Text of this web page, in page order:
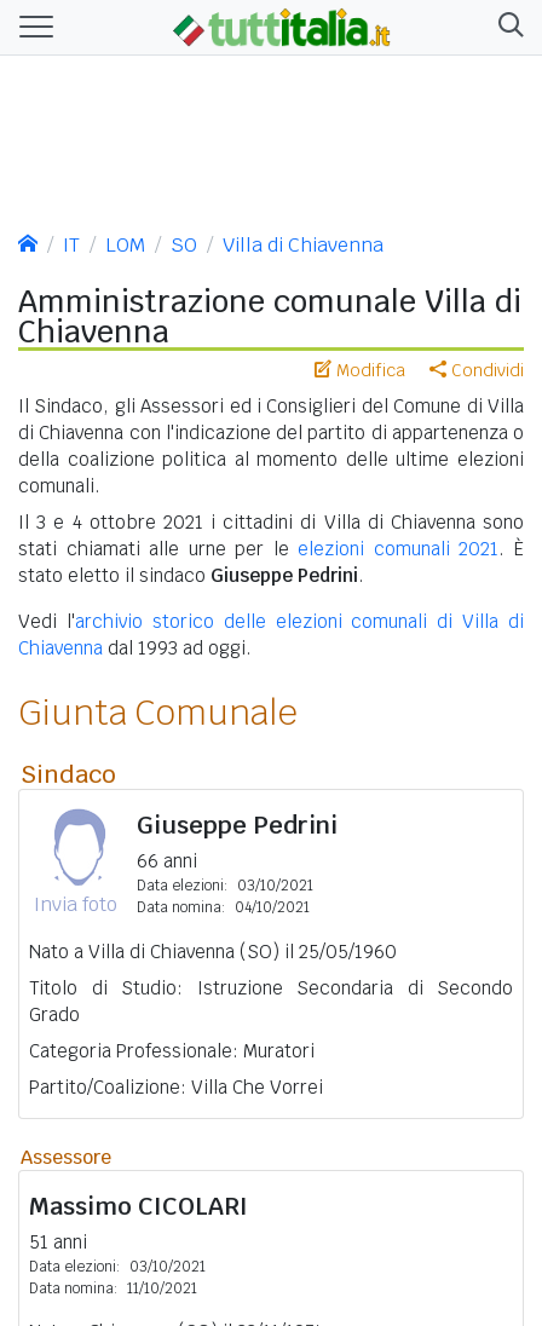
IT LOM SO Villa di Chiavenna
Amministrazione comunale Villa di
Chiavenna
Modifica Condividi
Il Sindaco, gli Assessori ed i Consiglieri del Comune di Villa
di Chiavenna con l'indicazione del partito di appartenenza o
della coalizione politica al momento delle ultime elezioni
comunali.
Il 3 e 4 ottobre 2021 i cittadini di Villa di Chiavenna sono
stati chiamati alle urne per le elezioni comunali 2021 . È
stato eletto il sindaco Giuseppe Pedrini.
Vedi l'archivio storico delle elezioni comunali di Villa di
Chiavenna dal 1993 ad oggi.
Giunta Comunale
Sindaco
Invia foto
Giuseppe Pedrini
66 anni
Data elezioni:
03/10/2021
Data nomina:
04/10/2021
Nato a Villa di Chiavenna (SO) il 25/05/1960
Titolo di Studio: Istruzione Secondaria di Secondo
Grado
Categoria Professionale: Muratori
Partito/Coalizione: Villa Che Vorrei
Assessore
Massimo CICOLARI
51 anni
Data elezioni:
03/10/2021
Data nomina: 11/10/2021